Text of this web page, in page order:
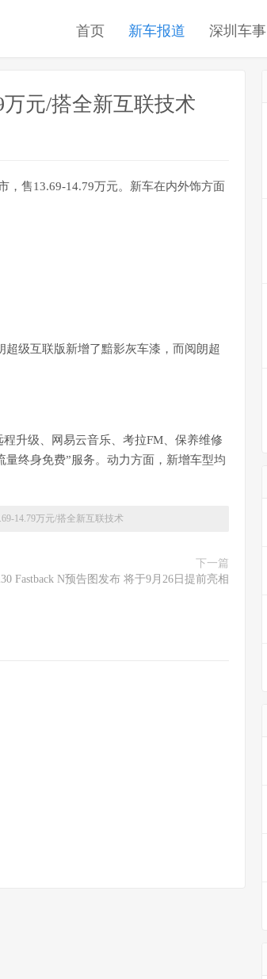
首页 新车报道 深圳车事
万元/搭全新互联技术
，售13.69-14.79万元。新车在内外饰方面
级互联版新增了黯影灰车漆，而阅朗超
升级、网易云音乐、考拉FM、保养维修
量终身免费”服务。动力方面，新增车型均
14.79万元/搭全新互联技术
下一篇
Fastback N预告图发布 将于9月26日提前亮相